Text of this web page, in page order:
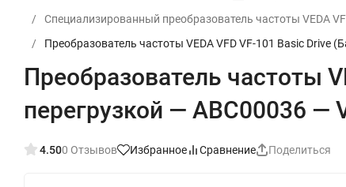
/
Специализированный преобразователь частоты VEDA
/
Преобразователь частоты VEDA VFD VF-101 Basic Drive
Преобразователь частоты
перегрузкой — ABC00036 —
4.500 Отзывов Избранное Сравнение Поделиться